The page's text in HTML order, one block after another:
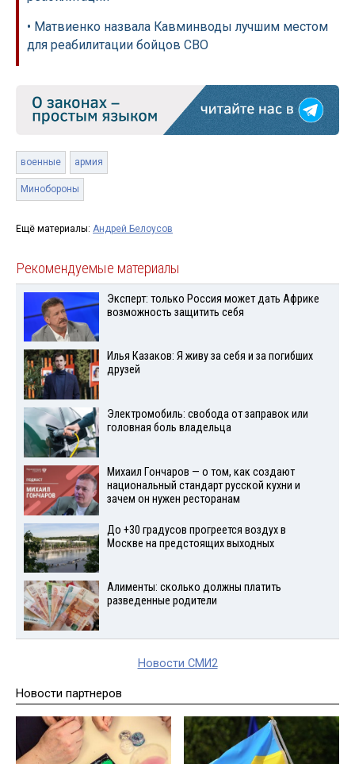
• Матвиенко назвала Кавминводы лучшим местом
для реабилитации бойцов СВО
военные армия
Минобороны
Ещё материалы: Андрей Белоусов
Рекомендуемые материалы
Эксперт: только Россия может дать Африке
возможность защитить себя
Илья Казаков: Я живу за себя и за погибших
друзей
Электромобиль: свобода от заправок или
головная боль владельца
Михаил Гончаров — о том, как создают
национальный стандарт русской кухни и
зачем он нужен ресторанам
До +30 градусов прогреется воздух в
Москве на предстоящих выходных
Алименты: сколько должны платить
разведенные родители
Новости СМИ2
Новости партнеров